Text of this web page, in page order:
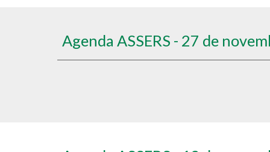
Agenda ASSERS - 27 de